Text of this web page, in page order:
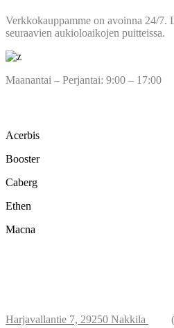
Verkkokauppamme on avoinna 24/7.
seuraavien aukioloaikojen puitteissa.
Maanantai – Perjantai: 9:00 – 17:00
Acerbis
Booster
Caberg
Ethen
Macna
Harjavallantie 7, 29250 Nakkila